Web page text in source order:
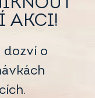
AKCI!
dozví o